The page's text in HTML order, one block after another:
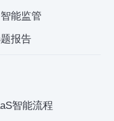
智能监管
报告
智能流程